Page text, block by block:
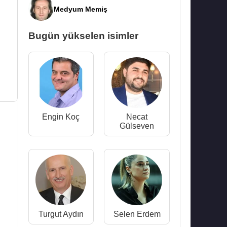
Medyum Memiş
Bugün yükselen isimler
Engin Koç
Necat
Gülseven
Turgut Aydın Selen Erdem